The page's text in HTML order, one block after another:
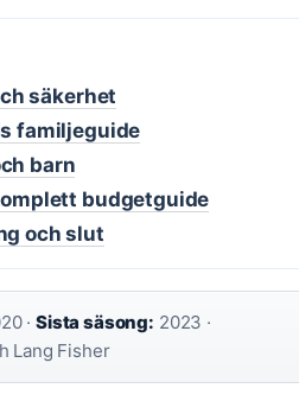
säkerhet
familjeguide
barn
budgetguide
och slut
·Sista säsong: 2023 ·
Lang Fisher